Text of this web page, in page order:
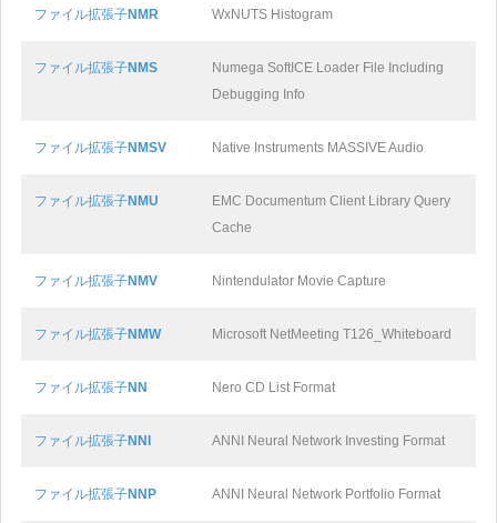
ファイル拡張子NMR WxNUTS Histogram
ファイル拡張子NMS
Numega SoftICE Loader File Including
Debugging Info
ファイル拡張子NMSV Native Instruments MASSIVE Audio
ファイル拡張子NMU
EMC Documentum Client Library Query
Cache
ファイル拡張子NMV Nintendulator Movie Capture
ファイル拡張子NMW Microsoft NetMeeting T126_Whiteboard
ファイル拡張子NN Nero CD List Format
ファイル拡張子NNI ANNI Neural Network Investing Format
ファイル拡張子NNP ANNI Neural Network Portfolio Format